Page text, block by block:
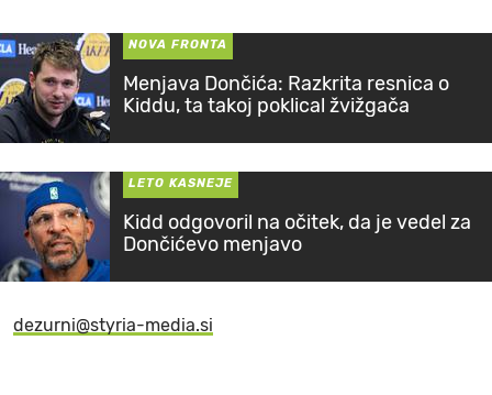
NOVA FRONTA
Menjava Dončića: Razkrita resnica o
Kiddu, ta takoj poklical žvižgača
LETO KASNEJE
Kidd odgovoril na očitek, da je vedel za
Dončićevo menjavo
dezurni@styria-media.si